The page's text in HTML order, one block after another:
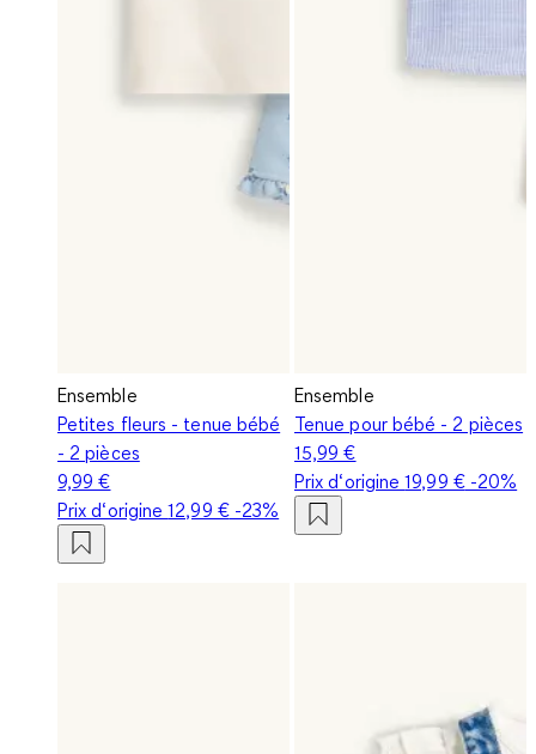
Ensemble
Petites fleurs - tenue bébé
- 2 pièces
9,99 €
Prix d‘origine12,99 €-23%
Ensemble
Tenue pour bébé - 2 pièces
15,99 €
Prix d‘origine19,99 €-20%